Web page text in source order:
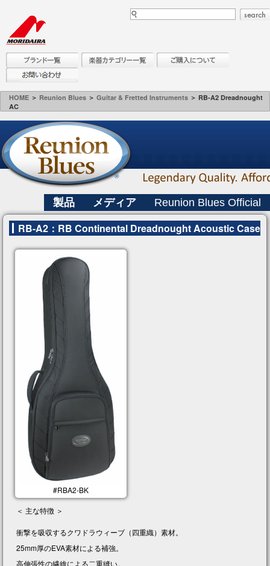
HOME ＞ Reunion Blues ＞ Guitar & Fretted Instruments ＞ RB-A2 Dreadnought
AC
製品 メディア Reunion Blues Official
RB-A2：RB Continental Dreadnought Acoustic Case
#RBA2-BK
＜ 主な特徴 ＞
衝撃を吸収するクワドラウィーブ（四重織）素材。
25mm厚のEVA素材による補強。
高伸張性の繊維による二重縫い。